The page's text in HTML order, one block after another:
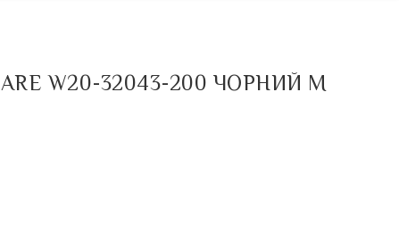
W20-32043-200 ЧОРНИЙ M